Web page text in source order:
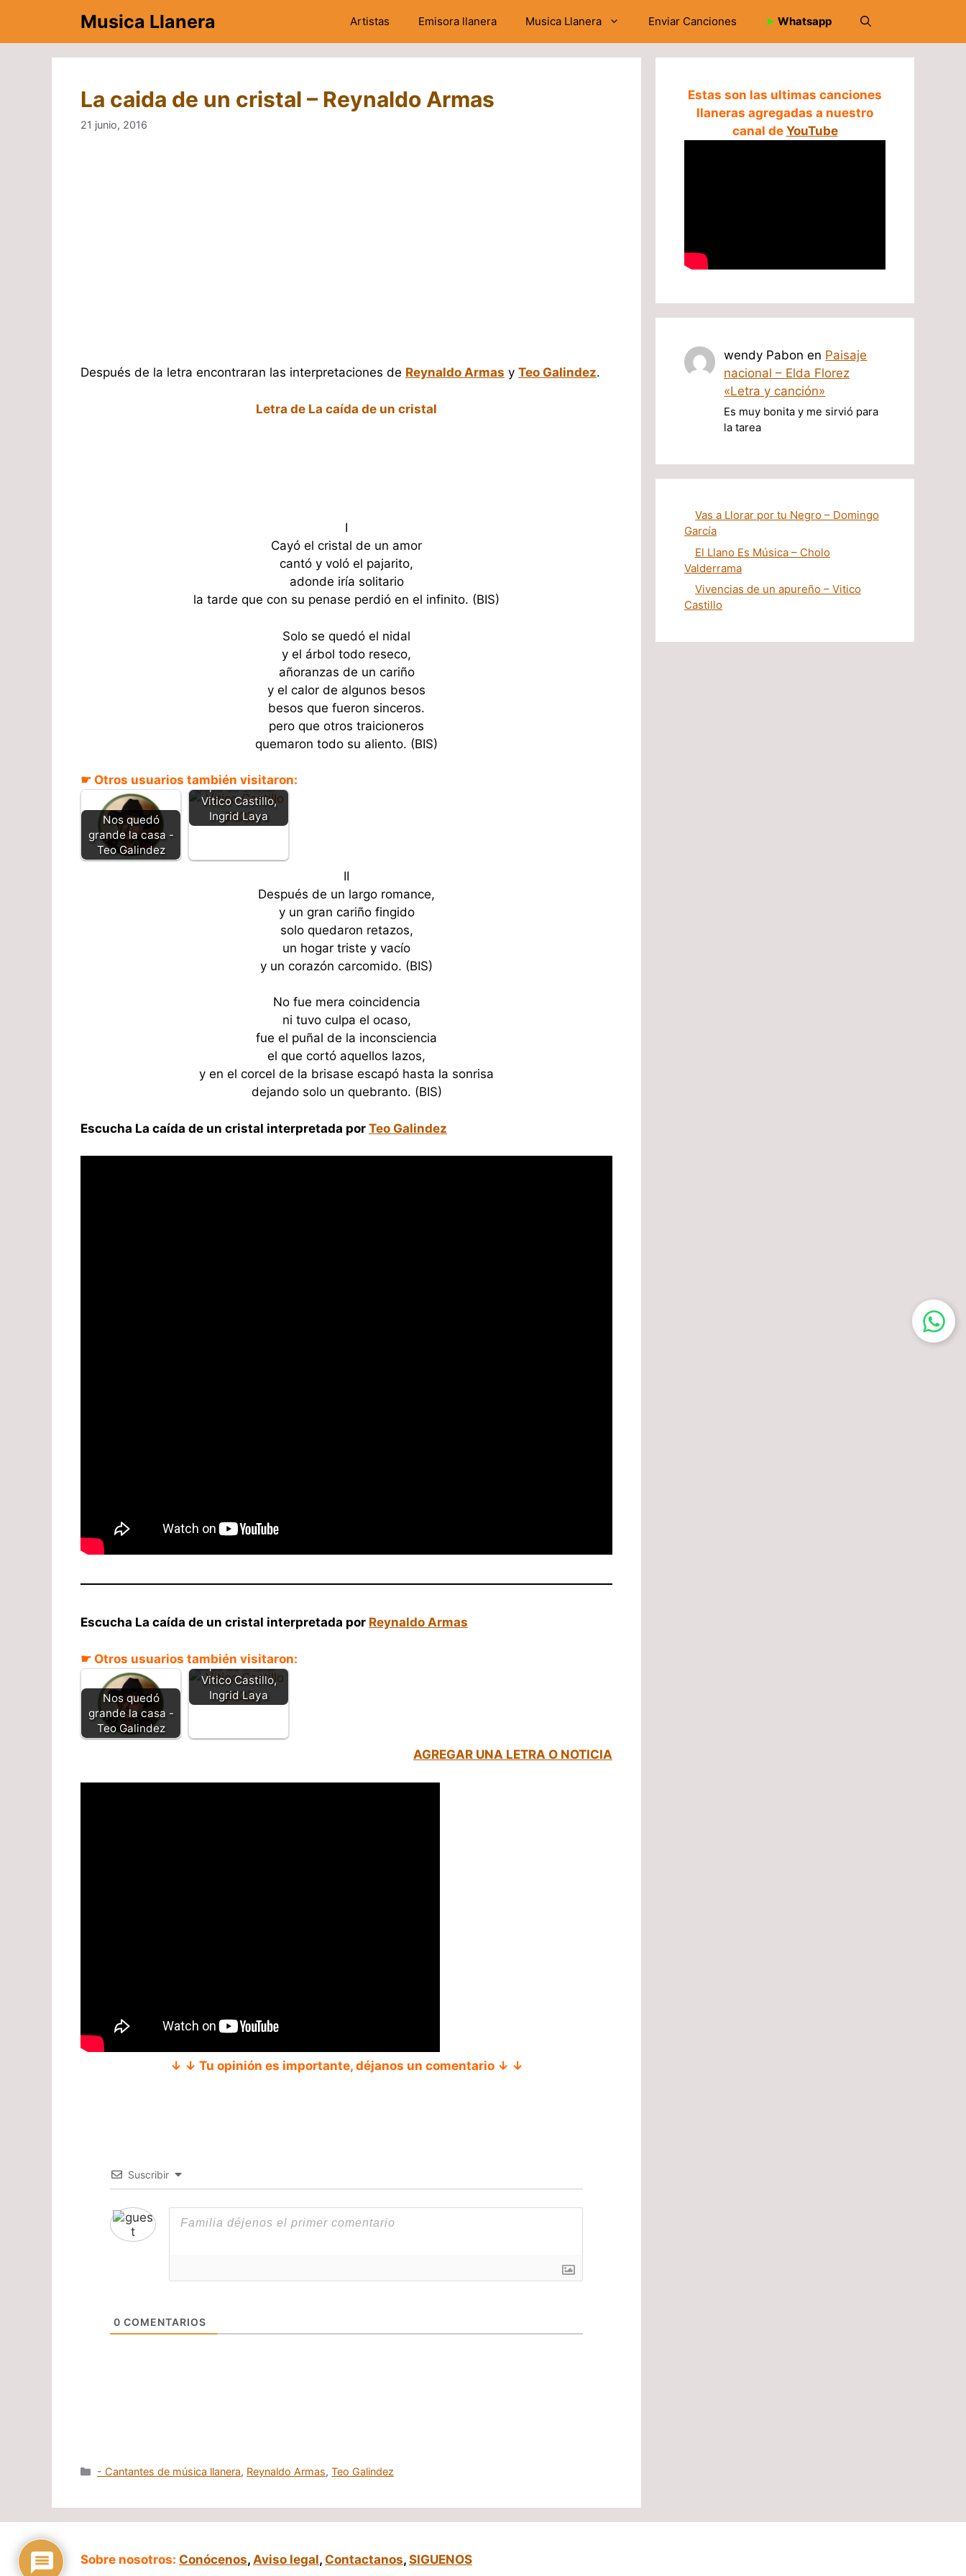
contenido
Musica Llanera Artistas Emisora llanera Musica Llanera Enviar Canciones ➤ Whatsapp
La caida de un cristal – Reynaldo Armas
21 junio, 2016
Después de la letra encontraran las interpretaciones de Reynaldo Armas y Teo Galindez.
Letra de La caída de un cristal
I
Cayó el cristal de un amor
cantó y voló el pajarito,
adonde iría solitario
la tarde que con su penase perdió en el infinito. (BIS)
Solo se quedó el nidal
y el árbol todo reseco,
añoranzas de un cariño
y el calor de algunos besos
besos que fueron sinceros.
pero que otros traicioneros
quemaron todo su aliento. (BIS)
☛ Otros usuarios también visitaron:
Nos quedó
grande la casa -
Teo Galindez
Copa de cristal –
Vitico Castillo,
Ingrid Laya
II
Después de un largo romance,
y un gran cariño fingido
solo quedaron retazos,
un hogar triste y vacío
y un corazón carcomido. (BIS)
No fue mera coincidencia
ni tuvo culpa el ocaso,
fue el puñal de la inconsciencia
el que cortó aquellos lazos,
y en el corcel de la brisase escapó hasta la sonrisa
dejando solo un quebranto. (BIS)
Escucha La caída de un cristal interpretada por Teo Galindez
Escucha La caída de un cristal interpretada por Reynaldo Armas
☛ Otros usuarios también visitaron:
Nos quedó
grande la casa -
Teo Galindez
Copa de cristal –
Vitico Castillo,
Ingrid Laya
AGREGAR UNA LETRA O NOTICIA
↓ ↓ Tu opinión es importante, déjanos un comentario ↓ ↓
Suscribir
0 COMENTARIOS
Categorías
- Cantantes de música llanera, Reynaldo Armas,Teo Galindez
Estas son las ultimas canciones
llaneras agregadas a nuestro
canal de YouTube
wendy Pabon en Paisaje
nacional – Elda Florez
«Letra y canción»
Es muy bonita y me sirvió para
la tarea
Vas a Llorar por tu Negro – Domingo
García
El Llano Es Música – Cholo
Valderrama
Vivencias de un apureño – Vitico
Castillo
Sobre nosotros: Conócenos, Aviso legal, Contactanos, SIGUENOS